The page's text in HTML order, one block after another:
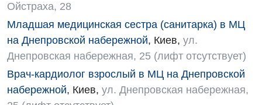
Детская кардиоревматология
Детская неврология
Детская ортопедия и травматология
Детская оториноларингология
Ойстраха, 28
Младшая медицинская сестра (санитарка) в МЦ
на Днепровской набережной, Киев, ул.
Днепровская набережная, 25 (лифт отсутствует)
Врач-кардиолог взрослый в МЦ на Днепровской
набережной, Киев, ул. Днепровская набережная,